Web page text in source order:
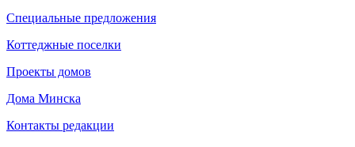
Специальные предложения
Коттеджные поселки
Проекты домов
Дома Минска
Контакты редакции